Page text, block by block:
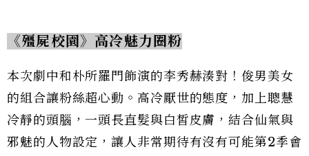
《殭屍校園》高冷魅力圈粉
本次劇中和朴所羅門飾演的李秀赫湊對！俊男美女
的組合讓粉絲超心動。高冷厭世的態度，加上聰慧
冷靜的頭腦，一頭長直髮與白皙皮膚，結合仙氣與
邪魅的人物設定，讓人非常期待有沒有可能第2季會